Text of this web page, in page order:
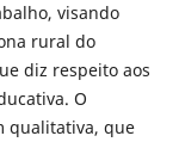
visando
rural do
diz respeito aos
O
qualitativa, que